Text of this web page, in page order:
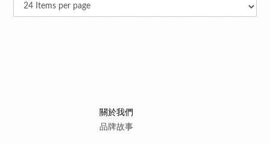
關於我們
品牌故事